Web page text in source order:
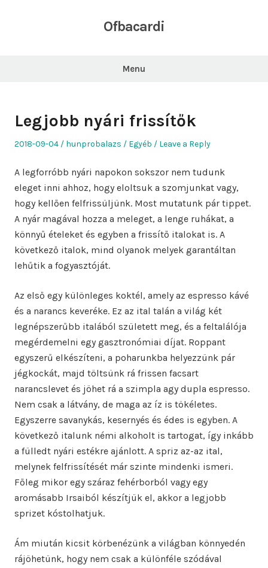
Ofbacardi
Menu
Legjobb nyári frissítők
Posted
2018-09-04 Author
hunprobalazs
Posted
Egyéb Leave a Reply
A legforróbb nyári napokon sokszor nem tudunk
eleget inni ahhoz, hogy eloltsuk a szomjunkat vagy,
hogy kellően felfrissüljünk. Most mutatunk pár tippet.
A nyár magával hozza a meleget, a lenge ruhákat, a
könnyű ételeket és egyben a frissítő italokat is. A
következő italok, mind olyanok melyek garantáltan
lehűtik a fogyasztóját.
Az első egy különleges koktél, amely az espresso kávé
és a narancs keveréke. Ez az ital talán a világ két
legnépszerűbb italából született meg, és a feltalálója
megérdemelni egy gasztronómiai díjat. Roppant
egyszerű elkészíteni, a poharunkba helyezzünk pár
jégkockát, majd töltsünk rá frissen facsart
narancslevet és jöhet rá a szimpla agy dupla espresso.
Nem csak a látvány, de maga az íz is tökéletes.
Egyszerre savanykás, kesernyés és édes is egyben. A
következő italunk némi alkoholt is tartogat, így inkább
a fülledt nyári estékre ajánlott. A spriz az-az ital,
melynek felfrissítését már szinte mindenki ismeri.
Főleg mikor egy száraz fehérborból vagy egy
aromásabb Irsaiból készítjük el, akkor a legjobb
sprizet kóstolhatjuk.
Ám miután kicsit körbenézünk a világban könnyedén
rájöhetünk, hogy nem csak a különféle szódával